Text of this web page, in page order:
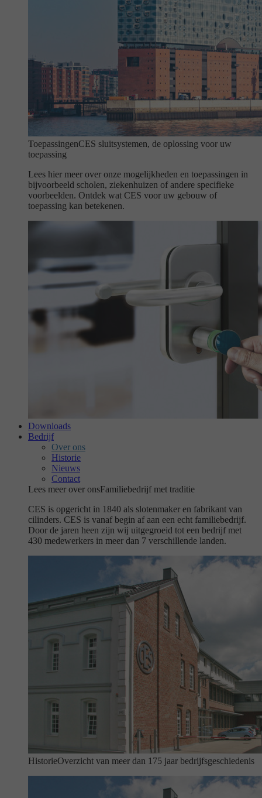
ToepassingenCES sluitsystemen, de oplossing voor uw
toepassing
Lees hier meer over onze mogelijkheden en toepassingen in
bijvoorbeeld scholen, ziekenhuizen of andere specifieke
voorbeelden. Ontdek wat CES voor uw gebouw of
toepassing kan betekenen.
Downloads
Bedrijf
Over ons
Historie
Nieuws
Contact
Lees meer over onsFamiliebedrijf met traditie
CES is opgericht in 1840 als slotenmaker en fabrikant van
cilinders. CES is vanaf begin af aan een echt familiebedrijf.
Door de jaren heen zijn wij uitgegroeid tot een bedrijf met
430 medewerkers in meer dan 7 verschillende landen.
HistorieOverzicht van meer dan 175 jaar bedrijfsgeschiedenis